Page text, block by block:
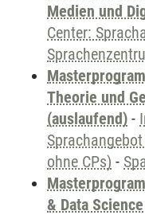
Medien und
Center:
Theorie und
(auslaufend) -
ohne CPs) -
& Data Science